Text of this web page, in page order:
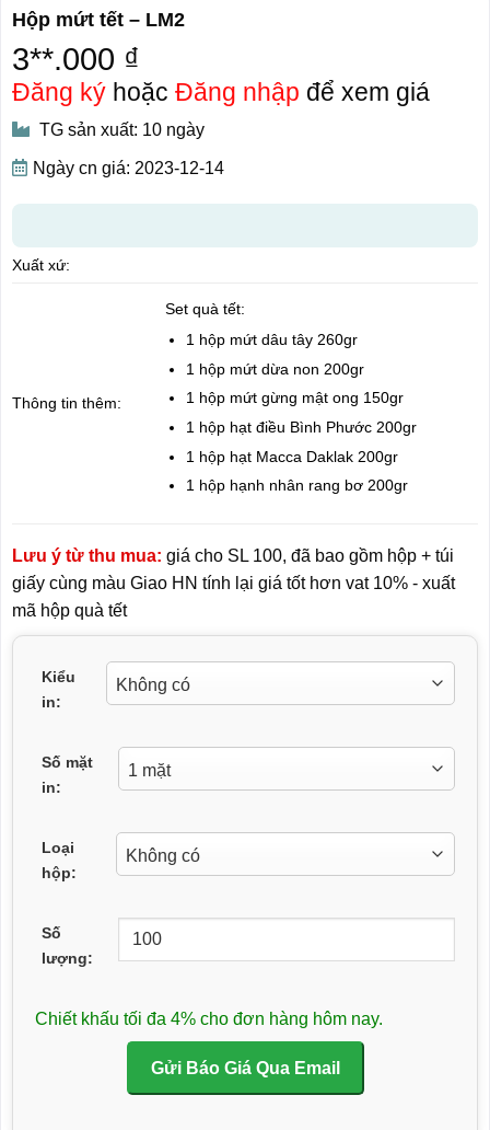
Hộp mứt tết – LM2
3**.000 ₫
Đăng kýhoặc Đăng nhập để xem giá
TG sản xuất: 10 ngày
Ngày cn giá: 2023-12-14
Xuất xứ:
Thông tin thêm:
Set quà tết:
1 hộp mứt dâu tây 260gr
1 hộp mứt dừa non 200gr
1 hộp mứt gừng mật ong 150gr
1 hộp hạt điều Bình Phước 200gr
1 hộp hạt Macca Daklak 200gr
1 hộp hạnh nhân rang bơ 200gr
Lưu ý từ thu mua: giá cho SL 100, đã bao gồm hộp + túi
giấy cùng màu Giao HN tính lại giá tốt hơn vat 10% - xuất
mã hộp quà tết
Kiểu
in:
Số mặt
in:
Loại
hộp:
Số
lượng:
Chiết khấu tối đa 4% cho đơn hàng hôm nay.
Gửi Báo Giá Qua Email